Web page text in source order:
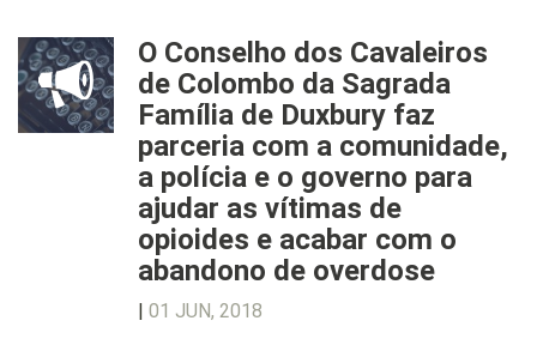
O Conselho dos Cavaleiros
de Colombo da Sagrada
Família de Duxbury faz
parceria com a comunidade,
a polícia e o governo para
ajudar as vítimas de
opioides e acabar com o
abandono de overdose
| 01 JUN, 2018